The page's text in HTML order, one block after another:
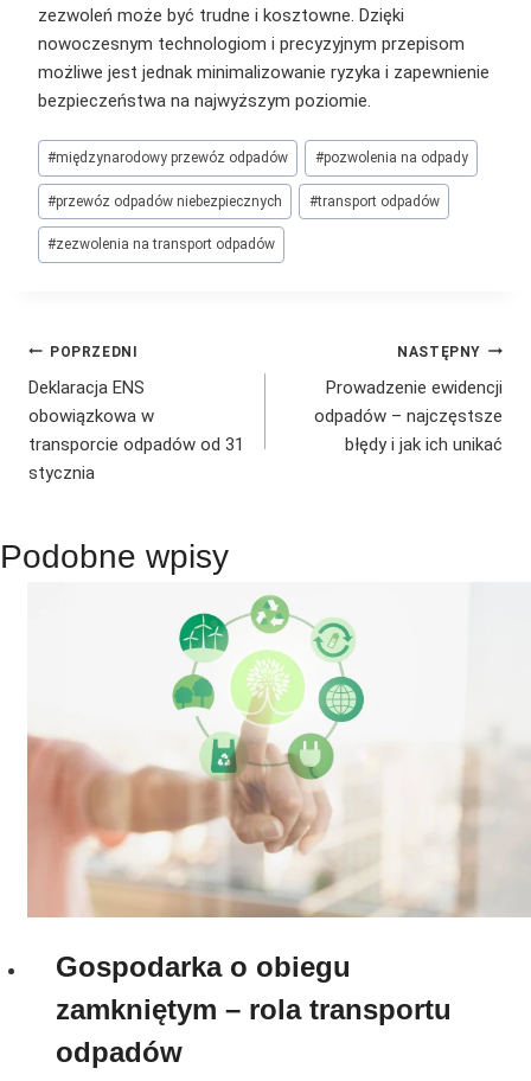
zezwoleń może być trudne i kosztowne. Dzięki
nowoczesnym technologiom i precyzyjnym przepisom
możliwe jest jednak minimalizowanie ryzyka i zapewnienie
bezpieczeństwa na najwyższym poziomie.
Tagi
wpisu:
#międzynarodowy przewóz odpadów #pozwolenia na odpady
#przewóz odpadów niebezpiecznych #transport odpadów
#zezwolenia na transport odpadów
Nawigacja
wpisu
POPRZEDNI
Deklaracja ENS
obowiązkowa w
transporcie odpadów od 31
stycznia
NASTĘPNY
Prowadzenie ewidencji
odpadów – najczęstsze
błędy i jak ich unikać
Podobne wpisy
Gospodarka o obiegu
zamkniętym – rola transportu
odpadów